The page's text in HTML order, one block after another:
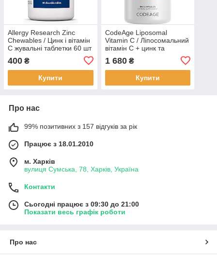
Allergy Research Zinc
Chewables / Цинк і вітамін
C жувальні таблетки 60 шт
400 ₴
Купити
CodeAge Liposomal
Vitamin C / Ліпосомальний
вітамін C + цинк та
біофлавоноїди 180 капсул
BX530
1 680₴
Купити
Про нас
99% позитивних з 157 відгуків за рік
Працює з 18.01.2010
м. Харків
вулиця Сумська, 78, Харків, Україна
Контакти
Сьогодні працює з 09:30 до 21:00
Показати весь графік роботи
Про нас